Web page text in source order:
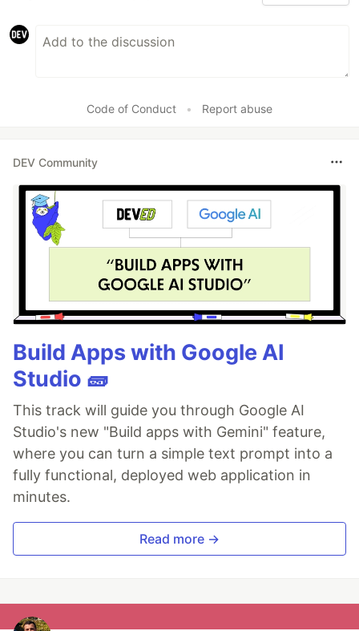
Code of Conduct • Report abuse
DEV Community
Build Apps with Google AI
Studio 🧱
This track will guide you through Google AI
Studio's new "Build apps with Gemini" feature,
where you can turn a simple text prompt into a
fully functional, deployed web application in
minutes.
Read more →